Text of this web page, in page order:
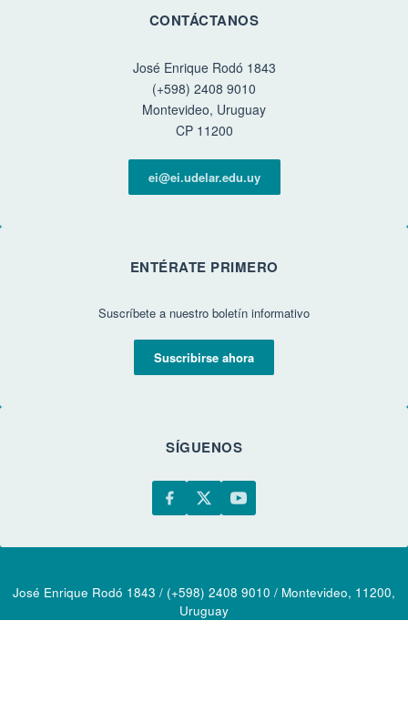
CONTÁCTANOS
José Enrique Rodó 1843
(+598) 2408 9010
Montevideo, Uruguay
CP 11200
ei@ei.udelar.edu.uy
ENTÉRATE PRIMERO
Suscríbete a nuestro boletín informativo
Suscribirse ahora
SÍGUENOS
José Enrique Rodó 1843 / (+598) 2408 9010 / Montevideo, 11200,
Uruguay